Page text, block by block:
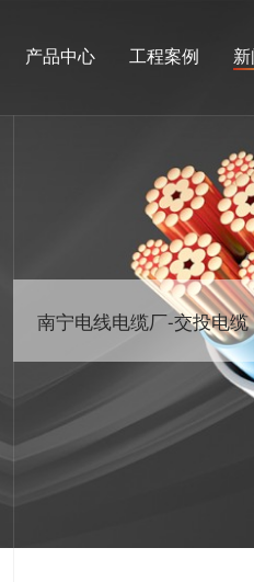
产品中心 工程案例
南宁电线电缆厂-交投电缆